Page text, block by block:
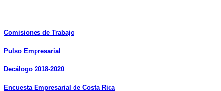
Comisiones de Trabajo
Pulso Empresarial
Decálogo 2018-2020
Encuesta Empresarial de Costa Rica